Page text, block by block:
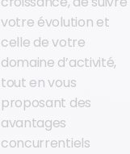
votre évolution et
celle de votre
domaine d’activité,
tout en vous
proposant des
avantages
concurrentiels